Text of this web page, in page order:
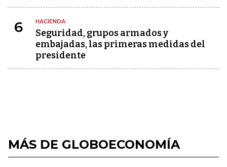
6 HACIENDA
Seguridad, grupos armados y
embajadas, las primeras medidas del
presidente
MÁS DE GLOBOECONOMÍA